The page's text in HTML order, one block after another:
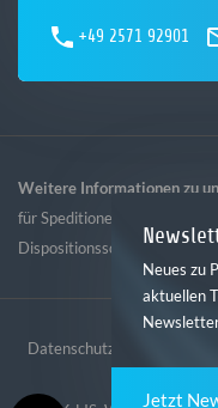
+49 2571 92901
Weitere Informationen zu
für Speditionen
Dispositionssoftware
Datenschutz
Neues zu
aktuellen
Jetzt